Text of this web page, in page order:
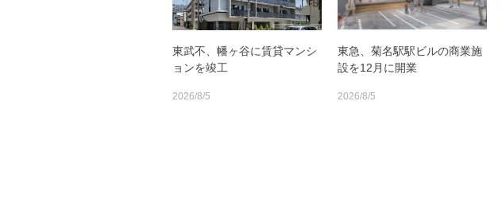
東武不、幡ヶ谷に賃貸マンシ
ョンを竣工
2026/8/5
東急、菊名駅駅ビルの商業施
設を12月に開業
2026/8/5